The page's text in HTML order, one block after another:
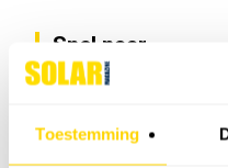
Toestemming
Snel naar
Privacy
Nieuwsbrief